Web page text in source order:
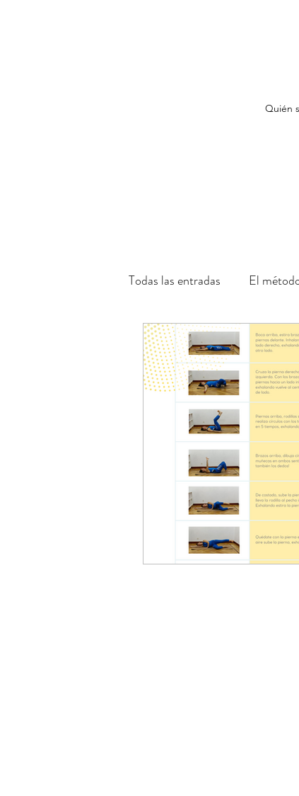
Quién
Todas las entradas El
Aro mágico de Pilates
Consejos para una vida